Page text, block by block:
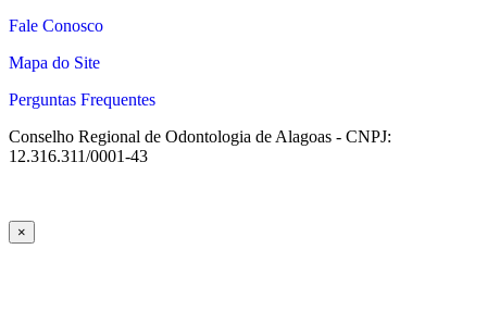
Fale Conosco
Mapa do Site
Perguntas Frequentes
Conselho Regional de Odontologia de Alagoas - CNPJ:
12.316.311/0001-43
×